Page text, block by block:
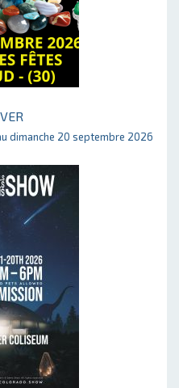
dimanche 20 septembre 2026